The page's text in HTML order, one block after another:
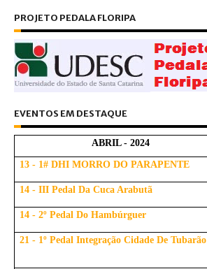
PROJETO PEDALA FLORIPA
EVENTOS EM DESTAQUE
ABRIL - 2024
13 - 1# DHI MORRO DO PARAPENTE
14 - III Pedal Da Cuca Arabutã
14 - 2º Pedal Do Hambúrguer
21 - 1º Pedal Integração Cidade De Tubarão